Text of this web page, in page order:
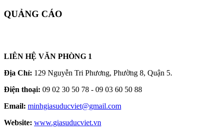
QUẢNG CÁO
LIÊN HỆ VĂN PHÒNG 1
Địa Chỉ: 129 Nguyễn Tri Phương, Phường 8, Quận 5.
Điện thoại: 09 02 30 50 78 - 09 03 60 50 88
Email: minhgiasuducviet@gmail.com
Website: www.giasuducviet.vn